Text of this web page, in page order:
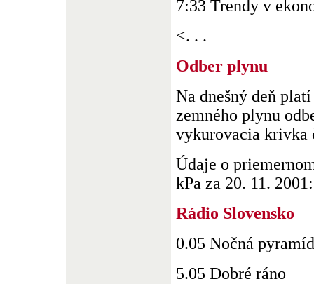
7:33 Trendy v
<. . .
Odber plynu
Na dnešný deň
zemného plynu
vykurovacia krivka
Údaje o
kPa za 20. 11.
Rádio Slovensko
0.05 Nočná
5.05 Dobré ráno